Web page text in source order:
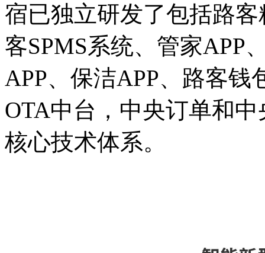
宿已独立研发了包括路
客SPMS系统、管家APP
APP、保洁APP、路客钱
OTA中台，中央订单和
核心技术体系。